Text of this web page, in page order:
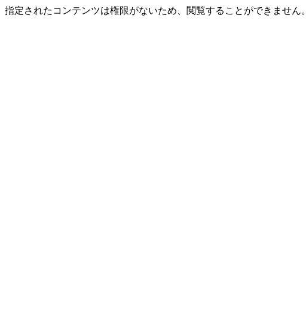
指定されたコンテンツは権限がないため、閲覧することができません